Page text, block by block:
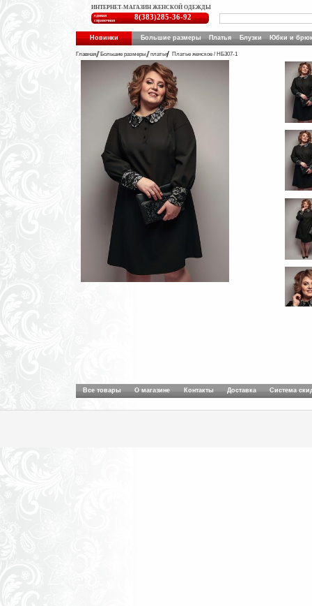
ИНТЕРНЕТ-МАГАЗИН ЖЕНСКОЙ ОДЕЖДЫ
единая
справочная
8(383)285-36-92
Новинки Большие размеры Платья Блузки Юбки и
Главная Большие размеры платья Платье женское / НБ307-1
Все товары О магазине Контакты Доставка Система